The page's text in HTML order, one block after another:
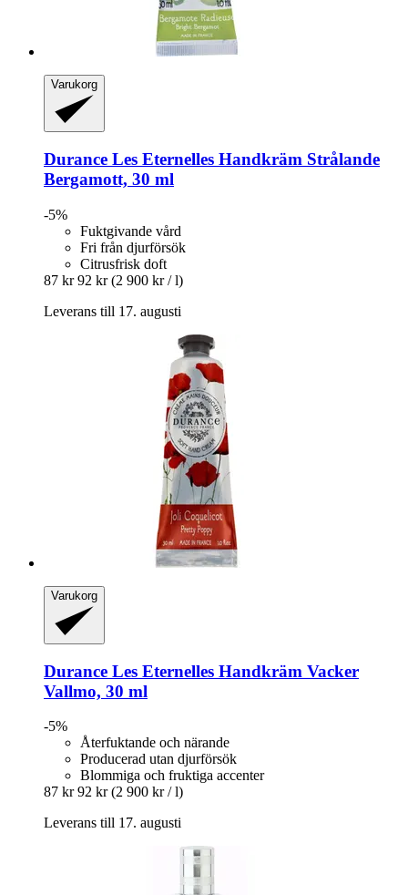
Varukorg
Durance Les Eternelles Handkräm Strålande
Bergamott, 30 ml
-5%
Fuktgivande vård
Fri från djurförsök
Citrusfrisk doft
87 kr 92 kr (2 900 kr / l)
Leverans till 17. augusti
Varukorg
Durance Les Eternelles Handkräm Vacker
Vallmo, 30 ml
-5%
Återfuktande och närande
Producerad utan djurförsök
Blommiga och fruktiga accenter
87 kr 92 kr (2 900 kr / l)
Leverans till 17. augusti